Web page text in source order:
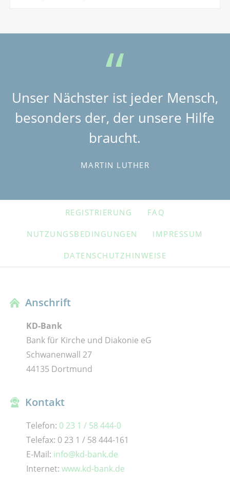
Unser Nächster ist jeder Mensch,
besonders der, der unsere Hilfe
braucht.
MARTIN LUTHER
NAVIGATION
REGISTRIERUNG FAQ
NUTZUNGSBEDINGUNGEN IMPRESSUM
DATENSCHUTZHINWEISE
Anschrift
KD-Bank
Bank für Kirche und Diakonie eG
Schwanenwall 27
44135 Dortmund
Kontakt
Telefon: 0 23 1 / 58 444-0
Telefax: 0 23 1 / 58 444-161
E-Mail: info@kd-bank.de
Internet: www.kd-bank.de